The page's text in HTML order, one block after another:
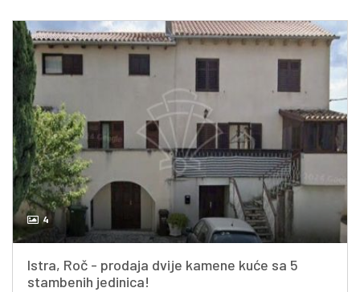
4
Istra, Roč - prodaja dvije kamene kuće sa 5
stambenih jedinica!